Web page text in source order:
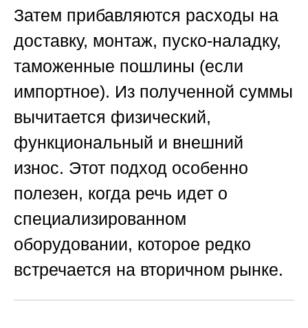
Затем прибавляются расходы на
доставку, монтаж, пуско-наладку,
таможенные пошлины (если
импортное). Из полученной суммы
вычитается физический,
функциональный и внешний
износ. Этот подход особенно
полезен, когда речь идет о
специализированном
оборудовании, которое редко
встречается на вторичном рынке.